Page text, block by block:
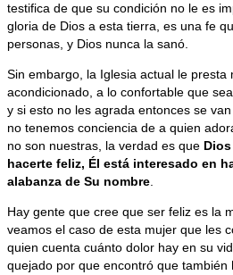
testifica de que su condición no le es
gloria de Dios a esta tierra, es una fe
personas, y Dios nunca la sanó.
Sin embargo, la Iglesia actual le presta
acondicionado, a lo confortable que
y si esto no les agrada entonces se
no tenemos conciencia de a quien
no son nuestras, la verdad es que
hacerte feliz, Él está interesado en
alabanza de Su nombre.
Hay gente que cree que ser feliz es la
veamos el caso de esta mujer que les
quien cuenta cuánto dolor hay en su
quejado por que encontró que también